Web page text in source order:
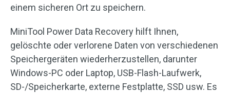
einem sicheren Ort zu speichern.
MiniTool Power Data Recovery hilft Ihnen,
gelöschte oder verlorene Daten von verschiedenen
Speichergeräten wiederherzustellen, darunter
Windows-PC oder Laptop, USB-Flash-Laufwerk,
SD-/Speicherkarte, externe Festplatte, SSD usw. Es